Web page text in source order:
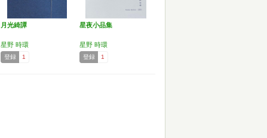
月光綺譚
星野 時環
登録 1
星夜小品集
星野 時環
登録 1